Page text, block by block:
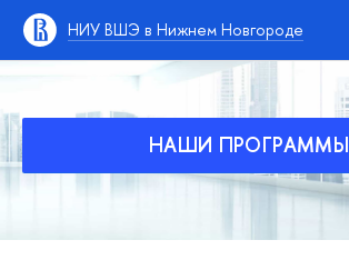
НИУ ВШЭ в Нижнем Новгороде
НАШИ ПРОГРАММЫ